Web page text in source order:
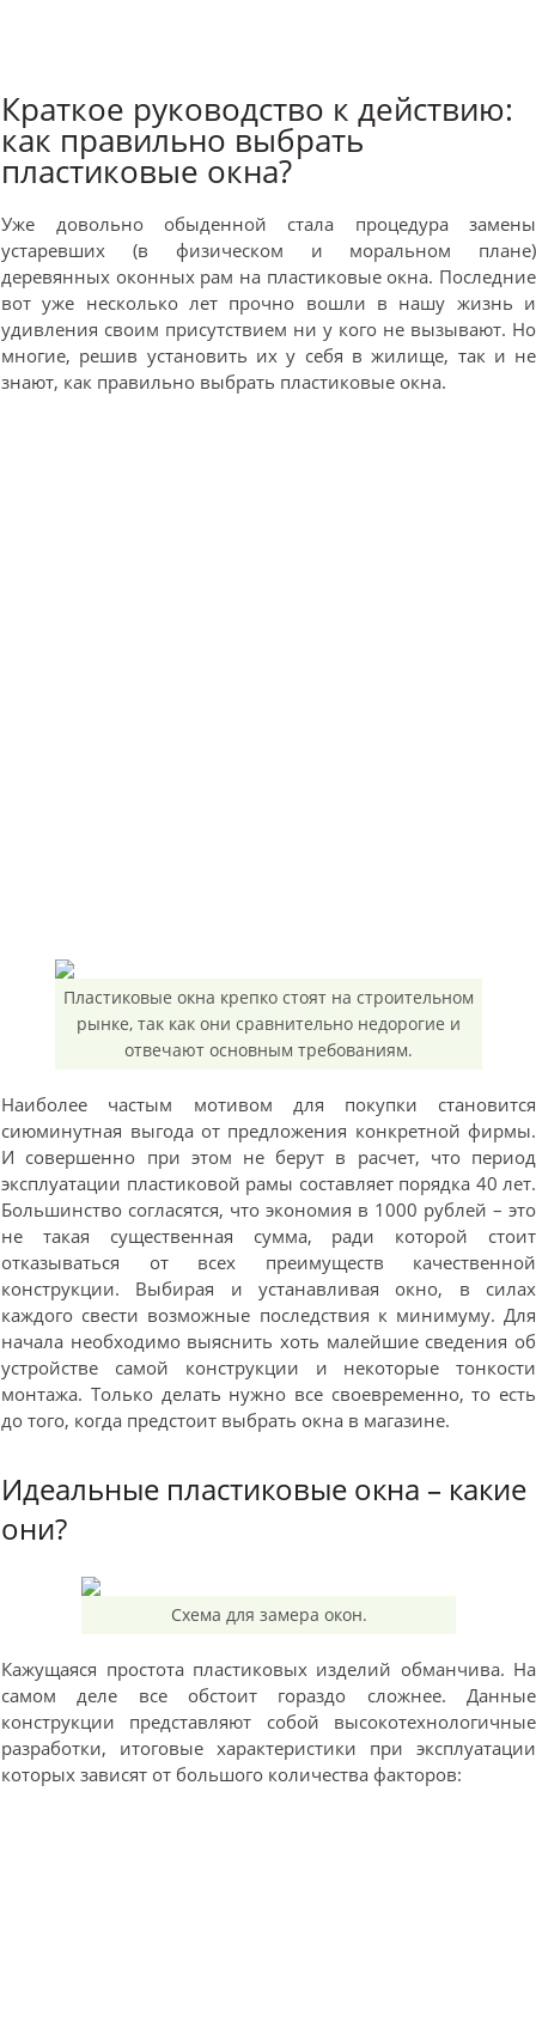
Краткое руководство к действию:
как правильно выбрать
пластиковые окна?
Уже довольно обыденной стала процедура замены
устаревших (в физическом и моральном плане)
деревянных оконных рам на пластиковые окна. Последние
вот уже несколько лет прочно вошли в нашу жизнь и
удивления своим присутствием ни у кого не вызывают. Но
многие, решив установить их у себя в жилище, так и не
знают, как правильно выбрать пластиковые окна.
Пластиковые окна крепко стоят на строительном
рынке, так как они сравнительно недорогие и
отвечают основным требованиям.
Наиболее частым мотивом для покупки становится
сиюминутная выгода от предложения конкретной фирмы.
И совершенно при этом не берут в расчет, что период
эксплуатации пластиковой рамы составляет порядка 40 лет.
Большинство согласятся, что экономия в 1000 рублей – это
не такая существенная сумма, ради которой стоит
отказываться от всех преимуществ качественной
конструкции. Выбирая и устанавливая окно, в силах
каждого свести возможные последствия к минимуму. Для
начала необходимо выяснить хоть малейшие сведения об
устройстве самой конструкции и некоторые тонкости
монтажа. Только делать нужно все своевременно, то есть
до того, когда предстоит выбрать окна в магазине.
Идеальные пластиковые окна – какие
они?
Схема для замера окон.
Кажущаяся простота пластиковых изделий обманчива. На
самом деле все обстоит гораздо сложнее. Данные
конструкции представляют собой высокотехнологичные
разработки, итоговые характеристики при эксплуатации
которых зависят от большого количества факторов: